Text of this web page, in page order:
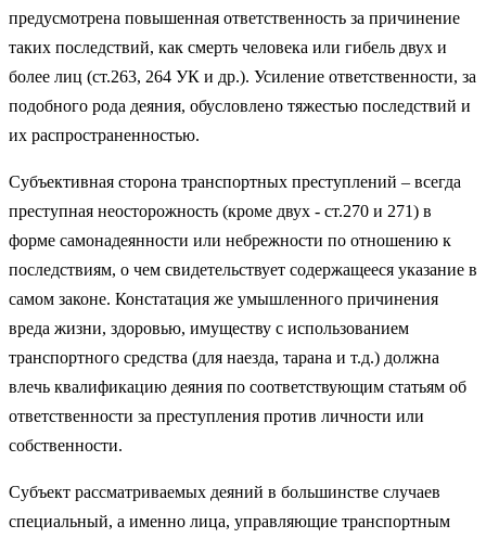
предусмотрена повышенная ответственность за причинение
таких последствий, как смерть человека или гибель двух и
более лиц (ст.263, 264 УК и др.). Усиление ответственности, за
подобного рода деяния, обусловлено тяжестью последствий и
их распространенностью.
Субъективная сторона транспортных преступлений – всегда
преступная неосторожность (кроме двух - ст.270 и 271) в
форме самонадеянности или небрежности по отношению к
последствиям, о чем свидетельствует содержащееся указание в
самом законе. Констатация же умышленного причинения
вреда жизни, здоровью, имуществу с использованием
транспортного средства (для наезда, тарана и т.д.) должна
влечь квалификацию деяния по соответствующим статьям об
ответственности за преступления против личности или
собственности.
Субъект рассматриваемых деяний в большинстве случаев
специальный, а именно лица, управляющие транспортным